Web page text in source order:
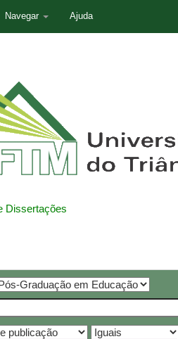
Navegar Ajuda
Dissertações